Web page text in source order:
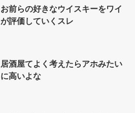
お前らの好きなウイスキーをワイ
が評価していくスレ
居酒屋てよく考えたらアホみたい
に高いよな